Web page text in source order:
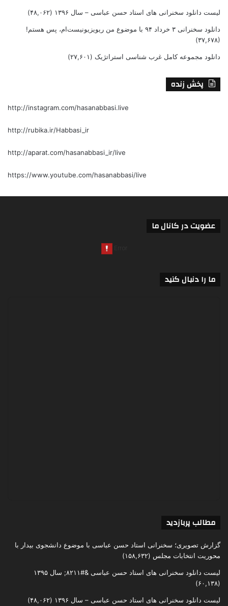
لیست دانلود سخنرانی های استاد حسن عباسی – سال ۱۳۹۶ (۴۸,۰۶۲)
دانلود سخنرانی ۳ خرداد ۹۴ با موضوع من ریویزیونیست‌ام، پس هستم!
(۳۷,۶۷۸)
دانلود مجموعه کامل غرب شناسی استراتژیک (۲۷,۶۰۱)
پخش زنده
http://instagram.com/hasanabbasi.live
http://rubika.ir/Habbasi_ir
http://aparat.com/hasanabbasi_ir/live
https://www.youtube.com/hasanabbasi/live
عضویت در کانال ما
ما را دنبال کنید
مطالب پربازدید
گزارش تصویری؛ سخنرانی استاد حسن عباسی با موضوع دانشجوی بیدار با
محوریت انتخابات مجلس (۱۵۸,۶۳۲)
لیست دانلود سخنرانی های استاد حسن عباسی &#۸۲۱۱; سال ۱۳۹۵
(۶۰,۱۳۸)
لیست دانلود سخنرانی های استاد حسن عباسی – سال ۱۳۹۶ (۴۸,۰۶۲)